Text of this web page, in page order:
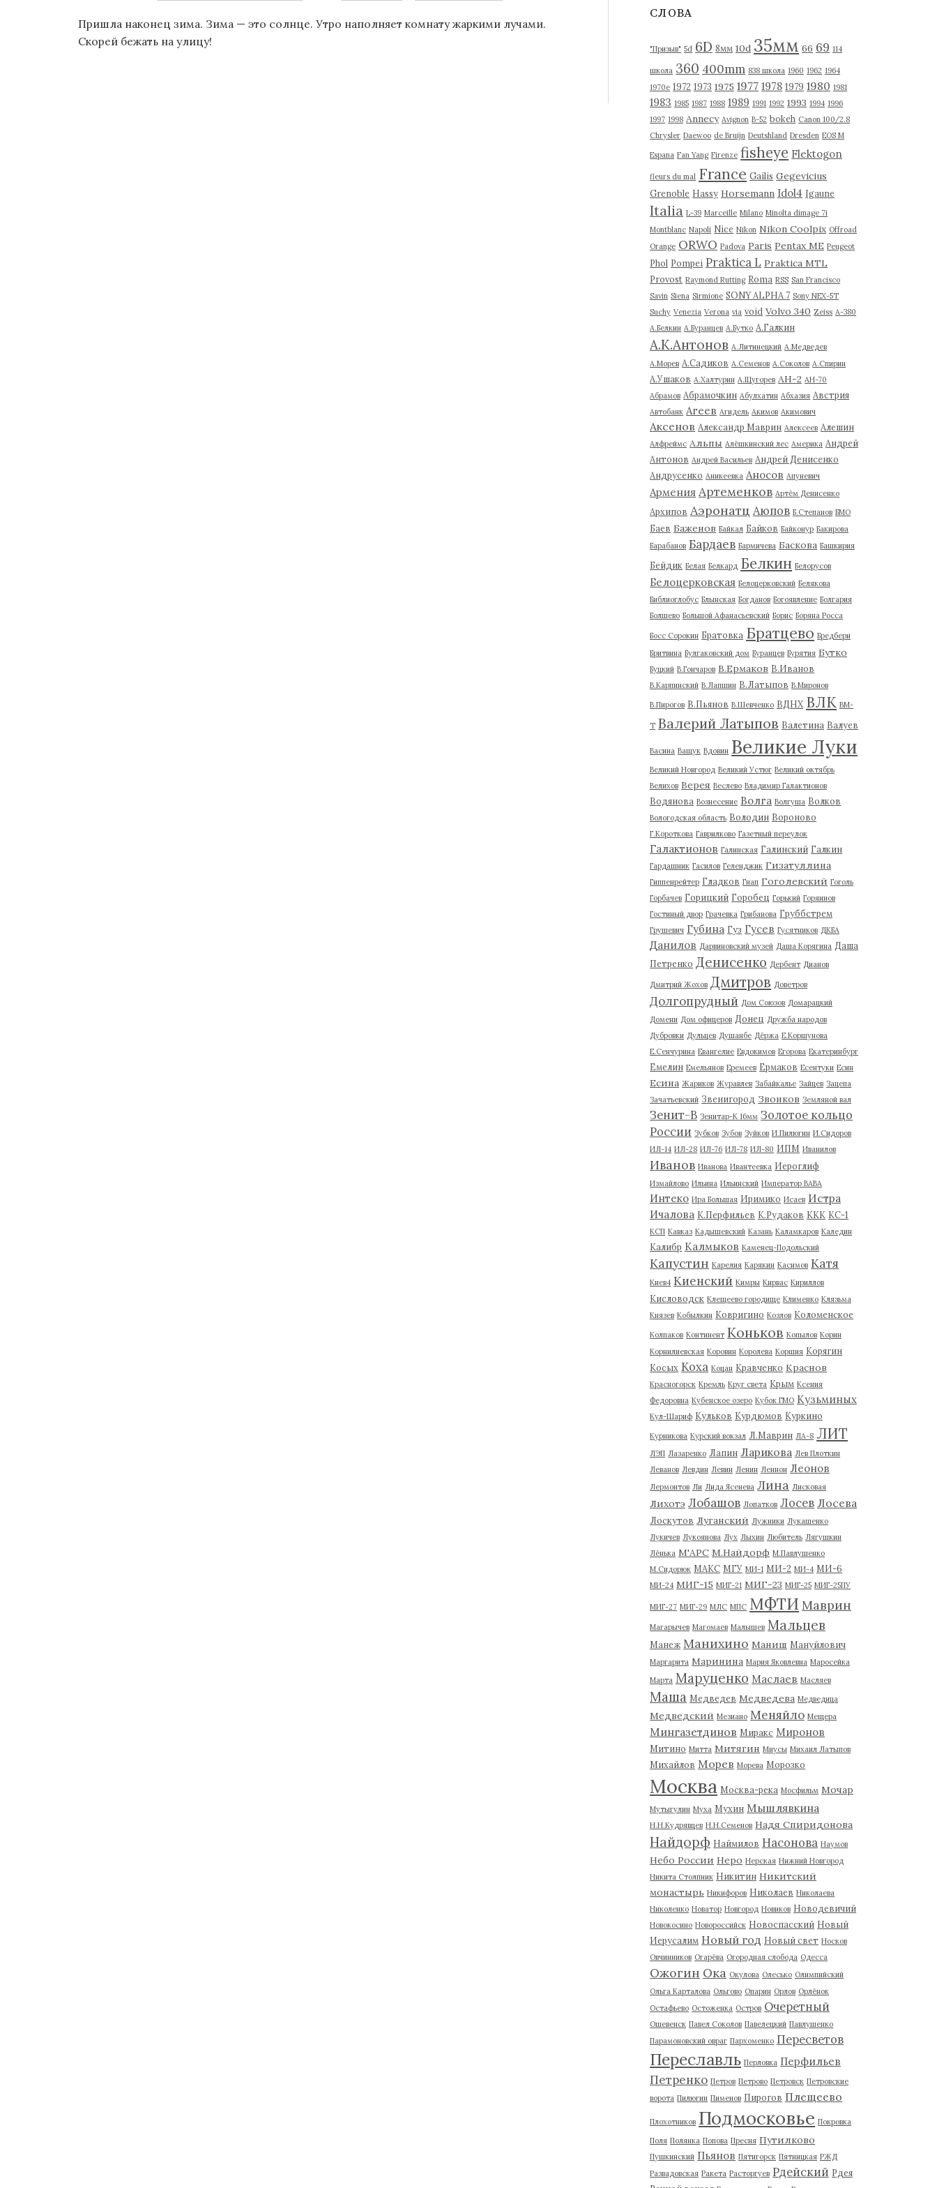
Пришла наконец зима. Зима — это солнце. Утро наполняет комнату жаркими лучами.
Скорей бежать на улицу!
в
СЛОВА
"Призыв" 5d 6D 8мм 10d 35мм 66 69 114
школа 360 400mm 838 школа 1960 1962 1964
1970е 1972 1973 1975 1977 1978 1979 1980 1981
1983 1985 1987 1988 1989 1991 1992 1993 1994 1996
1997 1998 Annecy Avignon B-52 bokeh Canon 100/2.8
Chrysler Daewoo de Bruijn Deutshland Dresden EOS M
Espana Fan Yang Firenze fisheye Flektogon
fleurs du mal France Gailis Gegevicius
Grenoble Hassy Horsemann Idol4 Igaune
Italia L-39 Marceille Milano Minolta dimage 7i
Montblanc Napoli Nice Nikon Nikon Coolpix Offroad
Orange ORWO Padova Paris Pentax ME Peugeot
Phol Pompei Praktica L Praktica MTL
Provost Raymond Rutting Roma RSS San Francisco
Savin Siena Sirmione SONY ALPHA 7 Sony NEX-5T
Suchy Venezia Verona via void Volvo 340 Zeiss А-380
А.Белкин А.Буранцев А.Бутко А.Галкин
А.К.Антонов А.Литинецкий А.Медведев
А.Морев А.Садиков А.Семенов А.Соколов А.Спирин
А.Ушаков А.Халтурин А.Щугорев АН-2 АН-70
Абрамов Абрамочкин Абулхатин Абхазия Австрия
Автобанк Агеев Агидель Акимов Акимович
Аксенов Александр Маврин Алексеев Алешин
Алфреймс Альпы Алёшкинский лес Америка Андрей
Антонов Андрей Васильев Андрей Денисенко
Андрусенко Аникеевка Аносов Апуневич
Армения Артеменков Артём Денисенко
Архипов Аэронатц Аюпов Б.Степанов БМО
Баев Баженов Байкал Байков Байконур Бакирова
Барабанов Бардаев Бармичева Баскова Башкирия
Бейдик Белая Белкард Белкин Белорусов
Белоцерковская Белоцерковский Белякова
Библиоглобус Блынская Богданов Богоявление Болгария
Болшево Большой Афанасьевский Борис Боряна Росса
Босс Сорокин Братовка Братцево Бредбери
Бритвина Булгаковский дом Буранцев Бурятия Бутко
Буцкий В.Гончаров В.Ермаков В.Иванов
В.Карпинский В.Лапшин В.Латыпов В.Миронов
В.Пирогов В.Пьянов В.Шевченко ВДНХ ВЛК ВМ-
Т Валерий Латыпов Валетина Валуев
Васина Ващук Вдовин Великие Луки
Великий Новгород Великий Устюг Великий октябрь
Велихов Верея Веслево Владимир Галактионов
Водянова Вознесение Волга Волгуша Волков
Вологодская область Володин Вороново
Г.Короткова Гаврилково Газетный переулок
Галактионов Галинская Галинский Галкин
Гардашник Гасилов Геленджик Гизатуллина
Гиппенрейтер Гладков Гнап Гоголевский Гоголь
Горбачев Горицкий Горобец Горький Горяинов
Гостиный двор Грачевка Грибанова Груббстрем
Грушевич Губина Гуз Гусев Гусятников ДКБА
Данилов Дарвиновский музей Даша Корягина Даша
Петренко Денисенко Дербент Дианов
Дмитрий Жохов Дмитров Доветров
Долгопрудный Дом Союзов Домарацкий
Домени Дом офицеров Донец Дружба народов
Дубровки Дульцев Душанбе Дёржа Е.Коршунова
Е.Сенчурина Евангелие Евдокимов Егорова Екатеринбург
Емелин Емельянов Еремеев Ермаков Есентуки Есин
Есина Жариков Журавлев Забайкалье Зайцев Зацепа
Зачатьевский Звенигород Звонков Земляной вал
Зенит-В Зенитар-К 16мм Золотое кольцо
России Зубков Зубов Зуйков И.Пилюгин И.Сидоров
ИЛ-14 ИЛ-28 ИЛ-76 ИЛ-78 ИЛ-80 ИПМ Иванилов
Иванов Иванова Ивантеевка Иероглиф
Измайлово Ильина Ильинский Император ВАВА
Интеко Ира Большая Иримико Исаев Истра
Ичалова К.Перфильев К.Рудаков ККК КС-1
КСП Кавказ Кадышевский Казань Каламкаров Каледин
Калибр Калмыков Каменец-Подольский
Капустин Карелия Карякин Касимов Катя
Киев4 Киенский Кимры Кирвас Кириллов
Кисловодск Клещеево городище Клименко Клязьма
Князев Кобылкин Ковригино Козлов Коломенское
Колпаков Континент Коньков Копылов Корин
Корнилиевская Коровин Королева Коршия Корягин
Косых Коха Коцан Кравченко Краснов
Красногорск Кремль Круг света Крым Ксения
Федоровна Кубенское озеро Кубок ГМО Кузьминых
Кул-Шариф Кульков Курдюмов Куркино
Курникова Курский вокзал Л.Маврин ЛА-8 ЛИТ
ЛЭП Лазаренко Лапин Ларикова Лев Плоткин
Леванов Левдин Левин Ленин Леннон Леонов
Лермонтов Ли Лида Ясенева Лина Лисковая
Лихотэ Лобашов Лопатков Лосев Лосева
Лоскутов Луганский Лужники Лукашенко
Лукичев Лукоянова Лух Лыхин Любитель Лягушкин
Лёнька М'АРС М.Найдорф М.Павлушенко
М.Сидорюк МАКС МГУ МИ-1 МИ-2 МИ-4 МИ-6
МИ-24 МИГ-15 МИГ-21 МИГ-23 МИГ-25 МИГ-25ПУ
МИГ-27 МИГ-29 МЛС МПС МФТИ Маврин
Магарычев Магомаев Малышев Мальцев
Манеж Манихино Маниш Мануйлович
Маргарита Маринина Мария Яковлевна Маросейка
Марта Маруценко Маслаев Масляев
Маша Медведев Медведева Медведица
Медведский Мезиано Меняйло Мещера
Мингазетдинов Миракс Миронов
Митино Митта Митягин Миусы Михаил Латыпов
Михайлов Морев Морева Морозко
Москва Москва-река Мосфильм Мочар
Мутыгулин Муха Мухин Мышлявкина
Н.Н.Кудрявцев Н.Н.Семенов Надя Спиридонова
Найдорф Наймилов Насонова Наумов
Небо России Неро Нерская Нижний Новгород
Никита Столпник Никитин Никитский
монастырь Никифоров Николаев Николаева
Николенко Новатор Новгород Новиков Новодевичий
Новокосино Новороссийск Новоспасский Новый
Иерусалим Новый год Новый свет Носков
Овчинников Огарёва Огородная слобода Одесса
Ожогин Ока Окулова Олесько Олимпийский
Ольга Карталова Ольгово Опарин Орлов Орлёнок
Остафьево Остоженка Остров Очеретный
Ошевенск Павел Соколов Павелецкий Павлушенко
Парамоновский овраг Пархоменко Пересветов
Переславль Перловка Перфильев
Петренко Петров Петрово Петровск Петровские
ворота Пилюгин Пименов Пирогов Плещеево
Плохотников Подмосковье Покровка
Поля Полянка Попова Пресня Путилково
Пушкинский Пьянов Пятигорск Пятницкая РЖД
Развадовская Ракета Расторгуев Рдейский Рдея